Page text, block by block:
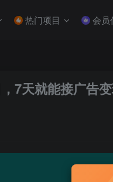
热门项目 会员
7天就能接广告